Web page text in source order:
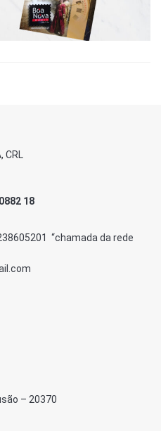
CRL
18
“chamada da rede
– 20370